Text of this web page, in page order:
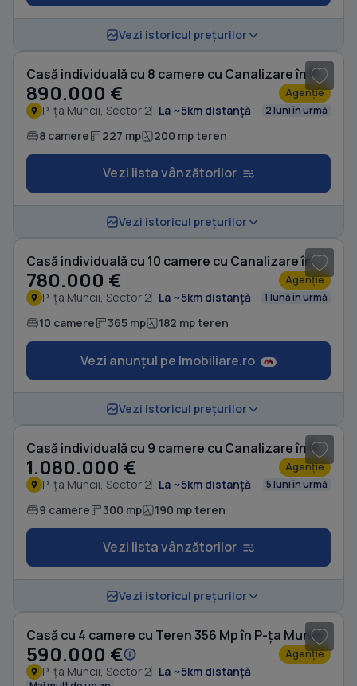
Vezi istoricul prețurilor
Casă individuală cu 8 camere cu Canalizare în P-ța Muncii
890.000 € Agenție
P-ța Muncii, Sector 2 La ~5km distanță 2 luni în urmă
8 camere 227 mp 200 mp teren
Vezi lista vânzătorilor
Vezi istoricul prețurilor
Casă individuală cu 10 camere cu Canalizare în P-ța Muncii
780.000 € Agenție
P-ța Muncii, Sector 2 La ~5km distanță 1 lună în urmă
10 camere 365 mp 182 mp teren
Vezi anunțul pe Imobiliare.ro
Vezi istoricul prețurilor
Casă individuală cu 9 camere cu Canalizare în P-ța Muncii
1.080.000 € Agenție
P-ța Muncii, Sector 2 La ~5km distanță 5 luni în urmă
9 camere 300 mp 190 mp teren
Vezi lista vânzătorilor
Vezi istoricul prețurilor
Casă cu 4 camere cu Teren 356 Mp în P-ța Muncii
590.000 € Agenție
P-ța Muncii, Sector 2 La ~5km distanță